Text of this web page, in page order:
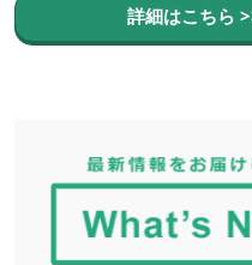
詳細はこちら